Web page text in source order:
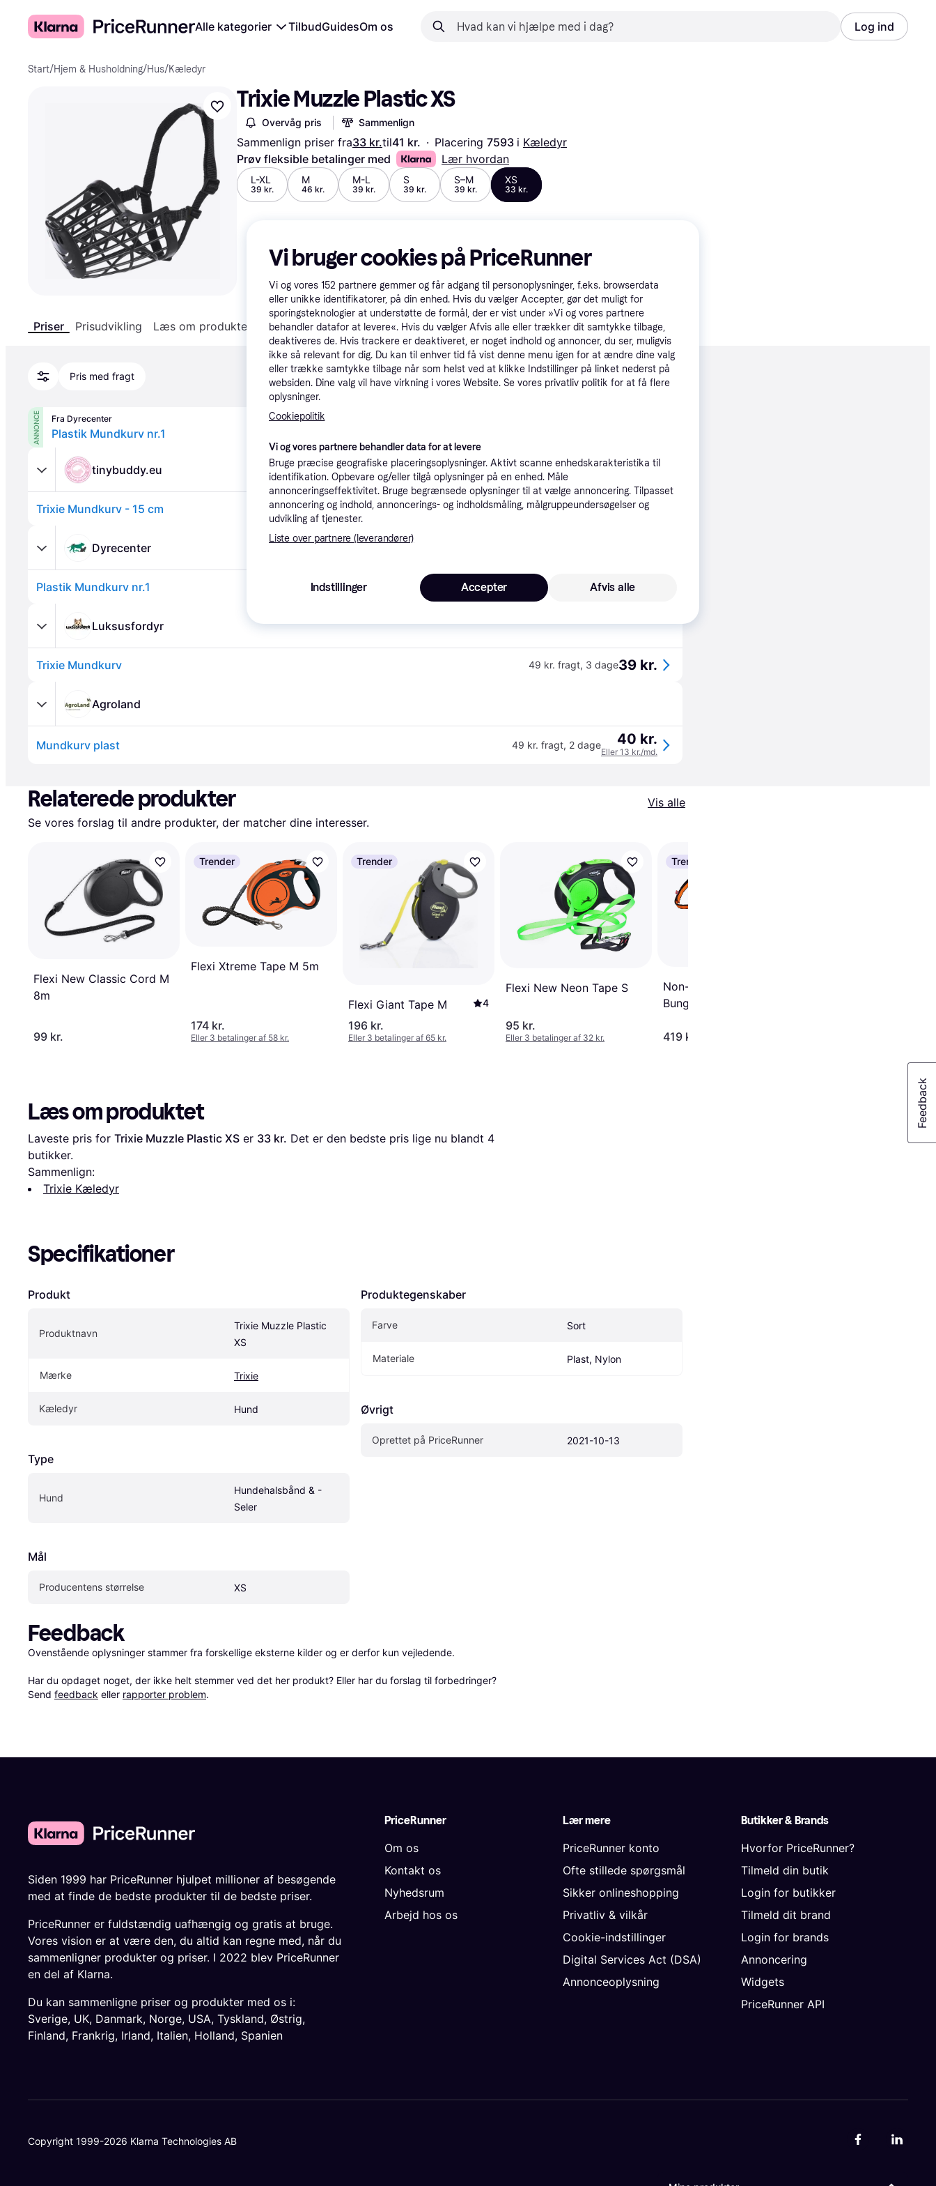
Alle kategorier TilbudGuidesOm os Log ind
Start/Hjem & Husholdning/Hus/Kæledyr
Trixie Muzzle Plastic XS
Overvåg pris Sammenlign
Sammenlign priser fra33 kr.til41 kr. · Placering 7593 i Kæledyr
Prøv fleksible betalinger med
Lær hvordan
L-XL
39 kr.
M
46 kr.
M-L
39 kr.
S
39 kr.
S–M
39 kr.
XS
33 kr.
Priser Prisudvikling Læs om produktet Specifikationer
Pris med fragt Promoveret
ANNONCE Fra Dyrecenter
Plastik Mundkurv nr.1
tinybuddy.eu
Trixie Mundkurv - 15 cm Laveste pris·59 kr. fragt33 kr.
Dyrecenter
Plastik Mundkurv nr.1 39 kr. fragt41 kr.
Luksusfordyr
Trixie Mundkurv 49 kr. fragt, 3 dage39 kr.
Agroland
Mundkurv plast 49 kr. fragt, 2 dage 40 kr.
Eller 13 kr./md.
Relaterede produkter
Vis alle
Se vores forslag til andre produkter, der matcher dine interesser.
Flexi New Classic Cord M
8m
99 kr.
Trender
Flexi Xtreme Tape M 5m
174 kr.
Eller 3 betalinger af 58 kr.
Trender
Flexi Giant Tape M 4
196 kr.
Eller 3 betalinger af 65 kr.
Flexi New Neon Tape S
95 kr.
Eller 3 betalinger af 32 kr.
Trender
Non-Stop Dogwear
Bungee Leash 2.8m
419 kr.
Læs om produktet
Laveste pris for Trixie Muzzle Plastic XS er 33 kr. Det er den bedste pris lige nu blandt 4
butikker.
Sammenlign:
Trixie Kæledyr
Specifikationer
Produkt
Produktnavn
Trixie Muzzle Plastic
XS
Mærke Trixie
Kæledyr Hund
Type
Hund
Hundehalsbånd & -
Seler
Mål
Producentens størrelse XS
Produktegenskaber
Farve Sort
Materiale Plast, Nylon
Øvrigt
Oprettet på PriceRunner 2021-10-13
Feedback
Ovenstående oplysninger stammer fra forskellige eksterne kilder og er derfor kun vejledende.
Har du opdaget noget, der ikke helt stemmer ved det her produkt? Eller har du forslag til forbedringer?
Send feedback eller rapporter problem.
PriceRunner
Om os
Kontakt os
Nyhedsrum
Arbejd hos os
Lær mere
PriceRunner konto
Ofte stillede spørgsmål
Sikker onlineshopping
Privatliv & vilkår
Cookie-indstillinger
Digital Services Act (DSA)
Annonceoplysning
Butikker & Brands
Hvorfor PriceRunner?
Tilmeld din butik
Login for butikker
Tilmeld dit brand
Login for brands
Annoncering
Widgets
PriceRunner API
Siden 1999 har PriceRunner hjulpet millioner af besøgende
med at finde de bedste produkter til de bedste priser.
PriceRunner er fuldstændig uafhængig og gratis at bruge.
Vores vision er at være den, du altid kan regne med, når du
sammenligner produkter og priser. I 2022 blev PriceRunner
en del af Klarna.
Du kan sammenligne priser og produkter med os i:
Sverige, UK, Danmark, Norge, USA, Tyskland, Østrig,
Finland, Frankrig, Irland, Italien, Holland, Spanien
Copyright 1999-2026 Klarna Technologies AB
Vi bruger cookies på PriceRunner
Vi og vores 152 partnere gemmer og får adgang til personoplysninger, f.eks. browserdata
eller unikke identifikatorer, på din enhed. Hvis du vælger Accepter, gør det muligt for
sporingsteknologier at understøtte de formål, der er vist under »Vi og vores partnere
behandler datafor at levere«. Hvis du vælger Afvis alle eller trækker dit samtykke tilbage,
deaktiveres de. Hvis trackere er deaktiveret, er noget indhold og annoncer, du ser, muligvis
ikke så relevant for dig. Du kan til enhver tid få vist denne menu igen for at ændre dine valg
eller trække samtykke tilbage når som helst ved at klikke Indstillinger på linket nederst på
websiden. Dine valg vil have virkning i vores Website. Se vores privatliv politik for at få flere
oplysninger.
Cookiepolitik
Vi og vores partnere behandler data for at levere
Bruge præcise geografiske placeringsoplysninger. Aktivt scanne enhedskarakteristika til
identifikation. Opbevare og/eller tilgå oplysninger på en enhed. Måle
annonceringseffektivitet. Bruge begrænsede oplysninger til at vælge annoncering. Tilpasset
annoncering og indhold, annoncerings- og indholdsmåling, målgruppeundersøgelser og
udvikling af tjenester.
Liste over partnere (leverandører)
Indstillinger Afvis alle
Accepter